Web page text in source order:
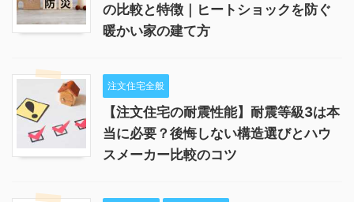
の比較と特徴｜ヒートショックを防ぐ
暖かい家の建て方
注文住宅全般
【注文住宅の耐震性能】耐震等級3は本
当に必要？後悔しない構造選びとハウ
スメーカー比較のコツ